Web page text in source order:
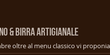
& BIRRA ARTIGIANALE